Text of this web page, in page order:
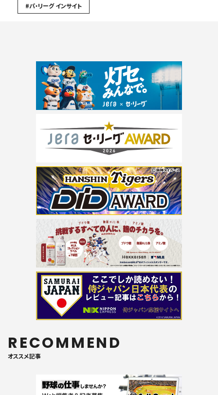
#パ・リーグ インサイト
RECOMMEND
オススメ記事